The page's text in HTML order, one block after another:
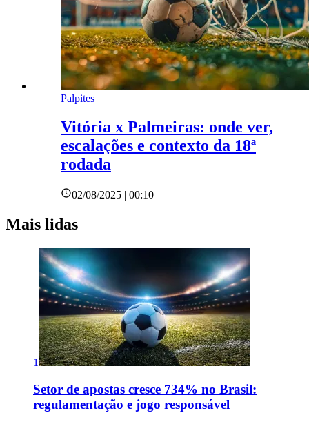
Palpites
Vitória x Palmeiras: onde ver,
escalações e contexto da 18ª
rodada
02/08/2025 | 00:10
Mais lidas
1
Setor de apostas cresce 734% no Brasil:
regulamentação e jogo responsável